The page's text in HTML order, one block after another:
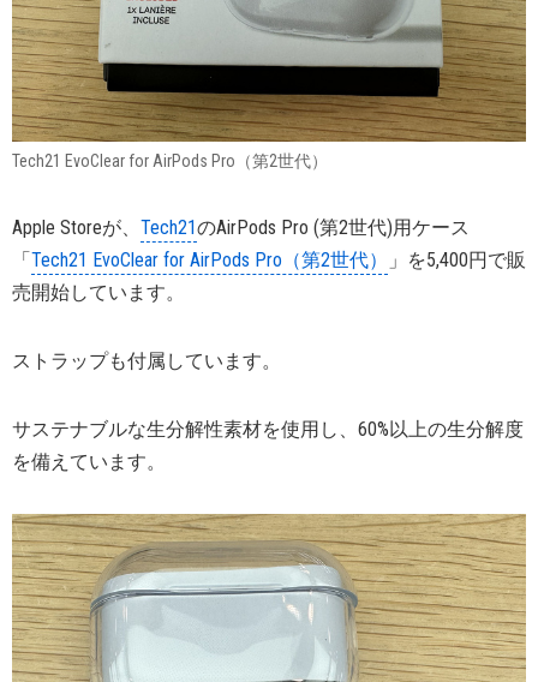
Tech21 EvoClear for AirPods Pro（第2世代）
Apple Storeが、 Tech21のAirPods Pro (第2世代)用ケース
「Tech21 EvoClear for AirPods Pro（第2世代）
」を5,400円で販
売開始しています。
ストラップも付属しています。
サステナブルな生分解性素材を使用し、60%以上の生分解度
を備えています。